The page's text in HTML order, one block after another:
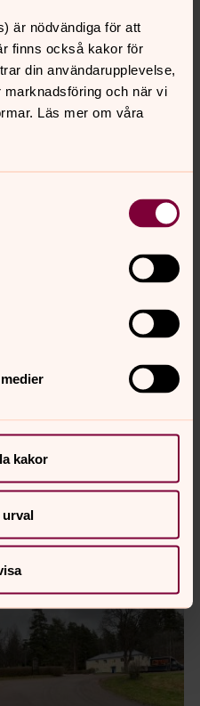
är nödvändiga för att
finns också kakor för
din användarupplevelse,
och när vi
Läs mer om våra
kakor
och upp till entrén.